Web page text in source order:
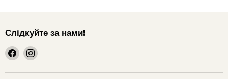
Слідкуйте за нами!
шукайте
нас
на
шукайте
на